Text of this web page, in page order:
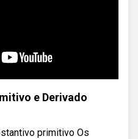
e Derivado
primitivo Os